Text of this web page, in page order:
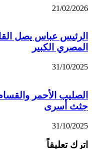
21/02/2026
الرئيس عباس يصل
المصري الكبير
31/10/2025
الصليب الأحمر
جثث أسرى
31/10/2025
اترك تعليقاً